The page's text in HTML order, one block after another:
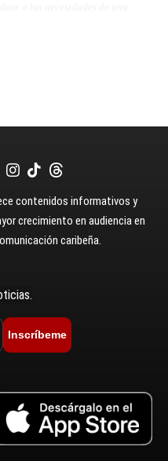
contenidos informativos y
crecimiento en audiencia en
caribeña.
Inscríbeme